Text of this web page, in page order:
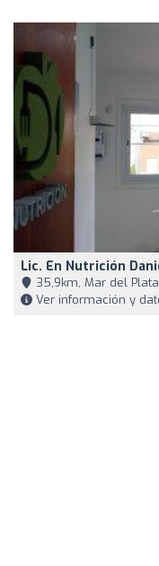
Lic. En Nutrición
35,9km, Mar del Plata
Ver información y